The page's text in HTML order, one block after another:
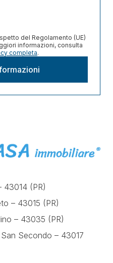
del Regolamento (UE)
informazioni, consulta
completa.
43014 (PR)
– 43015 (PR)
– 43035 (PR)
San Secondo – 43017